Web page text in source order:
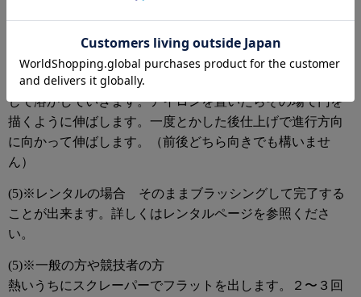
(4)アイロンのメモリを１４０度にセットし温まってから、
最初は粉末状の無双・スーパー無双を上から抑えるように
して溶かしていきます。アイロンを置いたらその場で円を
描くように伸ばします。一度とかした後仕上げで進行方向
に向かって伸ばします。（前後どちら向きでも構いませ
ん）
(5)※レンタルの場合 そのままブラッシングして完了する
ことが出来ます。詳しくはレンタルページを参照くださ
い。
(5)※一般の方や競技者の方
熱いうちにスクレーパーでフラットを出します。２〜３回